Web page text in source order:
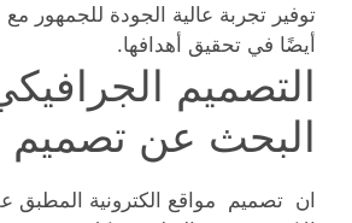
توفير تجربة عالية الجودة للجمهور
أيضًا في تحقيق أهدافها.
التصميم
البحث عن تصميم
ان تصميم مواقع الكترونية المطبق